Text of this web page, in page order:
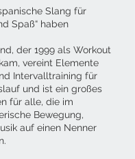
Slang für
Spaß“ haben
der 1999 als Workout
vereint Elemente
Intervalltraining für
und ist ein großes
für alle, die im
Bewegung,
auf einen Nenner